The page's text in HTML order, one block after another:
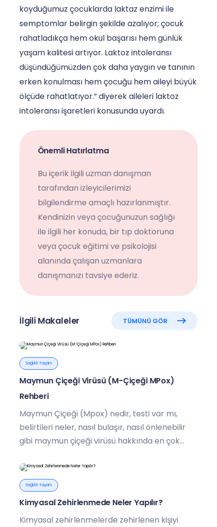
koyduğumuz çocuklarda laktaz enzimi ile
semptomlar belirgin şekilde azalıyor; çocuk
rahatladıkça hem okul başarısı hem günlük
yaşam kalitesi artıyor. Laktoz intoleransı
düşündüğümüzden çok daha yaygın ve tanının
erken konulması hem çocuğu hem aileyi büyük
ölçüde rahatlatıyor.” diyerek aileleri laktoz
intoleransı işaretleri konusunda uyardı.
Önemli Hatırlatma
Bu içerik ilgili uzman danışman
tarafından izleyicilerimizi
bilgilendirme amaçlı hazırlanmıştır.
Kendinizin veya çocuğunuzun sağlığı
ile ilgili her konuda, bir tıp doktoruna
veya çocuk eğitimi ve psikolojisi
alanında çalışan uzmanlara
danışmanızı tavsiye ederiz.
İlgili Makaleler TÜMÜNÜ GÖR
Sağlıklı Yaşam
Maymun Çiçeği Virüsü (M-Çiçeği MPox)
Rehberi
Maymun Çiçeği (Mpox) nedir, testi var mı,
belirtileri neler, nasıl bulaşır, nasıl önlenebilir
gibi maymun çiçeği virüsü hakkında en çok
tarafından "Maymun Çiçeği (MPox)
Rehberi”nde cevaplandı.
Sağlıklı Yaşam
Kimyasal Zehirlenmede Neler Yapılır?
Kimyasal zehirlenmelerde zehirlenen kişiyi